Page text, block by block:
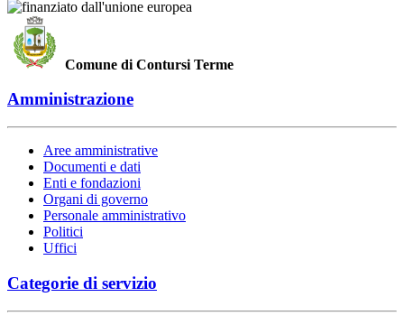
Comune di Contursi Terme
Amministrazione
Aree amministrative
Documenti e dati
Enti e fondazioni
Organi di governo
Personale amministrativo
Politici
Uffici
Categorie di servizio